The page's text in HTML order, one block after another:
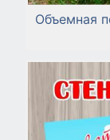
Объемная